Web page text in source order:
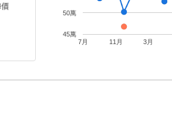
7月 11月 3月
45萬
50萬